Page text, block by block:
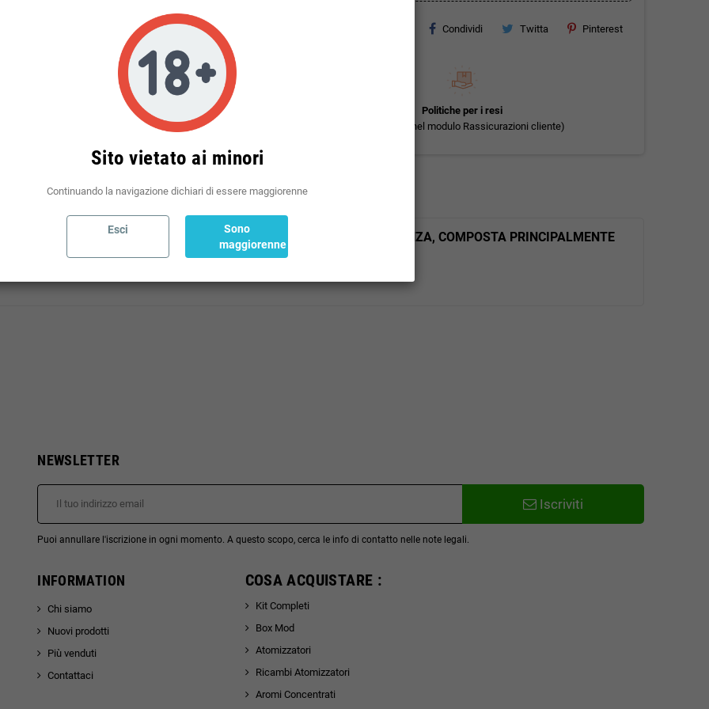
Condividi Twitta Pinterest
Politiche per le spedizioni
(modificale nel modulo Rassicurazioni cliente)
Politiche per i resi
(modificale nel modulo Rassicurazioni cliente)
GLI APPASSIONATI DOVREBBERO APPROFONDIRE LA CONOSCENZA, COMPOSTA PRINCIPALMENTE
NEWSLETTER
Iscriviti
Puoi annullare l'iscrizione in ogni momento. A questo scopo, cerca le info di contatto nelle note legali.
INFORMATION
Chi siamo
Nuovi prodotti
Più venduti
Contattaci
COSA ACQUISTARE :
Kit Completi
Box Mod
Atomizzatori
Ricambi Atomizzatori
Aromi Concentrati
Sito vietato ai minori
Continuando la navigazione dichiari di essere maggiorenne
Esci
Sono
maggiorenne